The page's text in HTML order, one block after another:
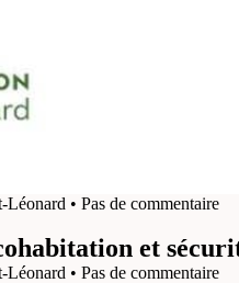
• Pas de commentaire
et
• Pas de commentaire